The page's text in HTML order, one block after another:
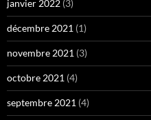
janvier 2022 (3)
décembre 2021 (1)
novembre 2021 (3)
octobre 2021 (4)
septembre 2021 (4)